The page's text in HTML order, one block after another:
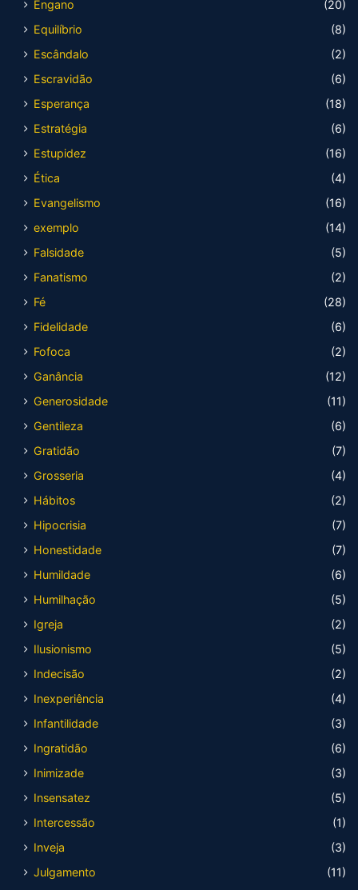
Engano
(20)
Equilíbrio
(8)
Escândalo
(2)
Escravidão
(6)
Esperança
(18)
Estratégia
(6)
Estupidez
(16)
Ética
(4)
Evangelismo
(16)
exemplo
(14)
Falsidade
(5)
Fanatismo
(2)
Fé
(28)
Fidelidade
(6)
Fofoca
(2)
Ganância
(12)
Generosidade
(11)
Gentileza
(6)
Gratidão
(7)
Grosseria
(4)
Hábitos
(2)
Hipocrisia
(7)
Honestidade
(7)
Humildade
(6)
Humilhação
(5)
Igreja
(2)
Ilusionismo
(5)
Indecisão
(2)
Inexperiência
(4)
Infantilidade
(3)
Ingratidão
(6)
Inimizade
(3)
Insensatez
(5)
Intercessão
(1)
Inveja
(3)
Julgamento
(11)